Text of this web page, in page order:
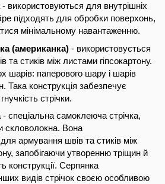
- використовуються для внутрішніх
підходять для обробки поверхонь,
мінімальному навантаженню.
(американка) - використовується
та стиків між листами гіпсокартону.
шарів: паперового шару і шарів
Така конструкція забезпечує
стрічки.
- спеціальна самоклеюча стрічка,
скловолокна. Вона
армування швів та стиків між
запобігаючи утворенню тріщин й
конструкції. Серпянка
видів стрічок своєю особливою